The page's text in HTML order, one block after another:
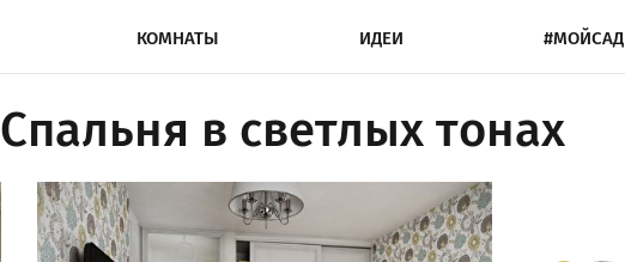
КОМНАТЫ ИДЕИ #МОЙСАД
Спальня в светлых тонах